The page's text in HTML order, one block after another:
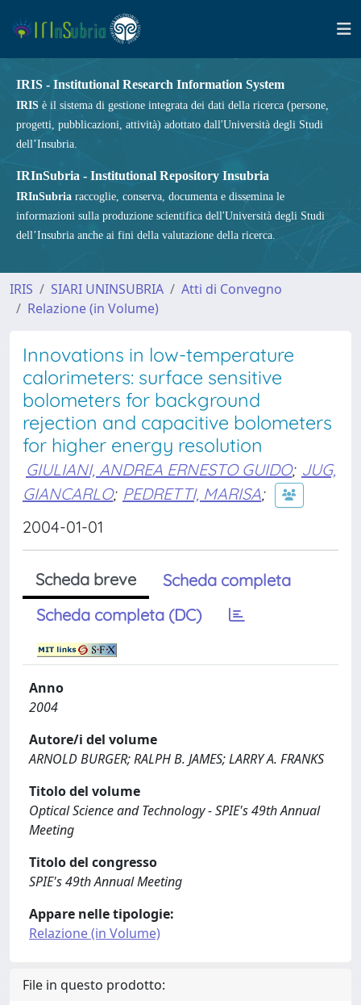
IRIS - Institutional Research Information System
IRIS è il sistema di gestione integrata dei dati della ricerca (persone,
progetti, pubblicazioni, attività) adottato dall'Università degli Studi
dell’Insubria.
IRInSubria - Institutional Repository Insubria
IRInSubria raccoglie, conserva, documenta e dissemina le
informazioni sulla produzione scientifica dell'Università degli Studi
dell’Insubria anche ai fini della valutazione della ricerca.
IRIS SIARI UNINSUBRIA
Atti di Convegno
Relazione (in Volume)
Innovations in low-temperature
calorimeters: surface sensitive
bolometers for background
rejection and capacitive bolometers
for higher energy resolution
GIULIANI, ANDREA ERNESTO GUIDO; JUG,
GIANCARLO; PEDRETTI, MARISA;
2004-01-01
Scheda breve
Scheda completa
Scheda completa (DC)
Anno
2004
Autore/i del volume
ARNOLD BURGER; RALPH B. JAMES; LARRY A. FRANKS
Titolo del volume
Optical Science and Technology - SPIE's 49th Annual
Meeting
Titolo del congresso
SPIE's 49th Annual Meeting
Appare nelle tipologie:
Relazione (in Volume)
File in questo prodotto: